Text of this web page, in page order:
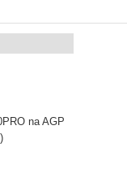
na AGP